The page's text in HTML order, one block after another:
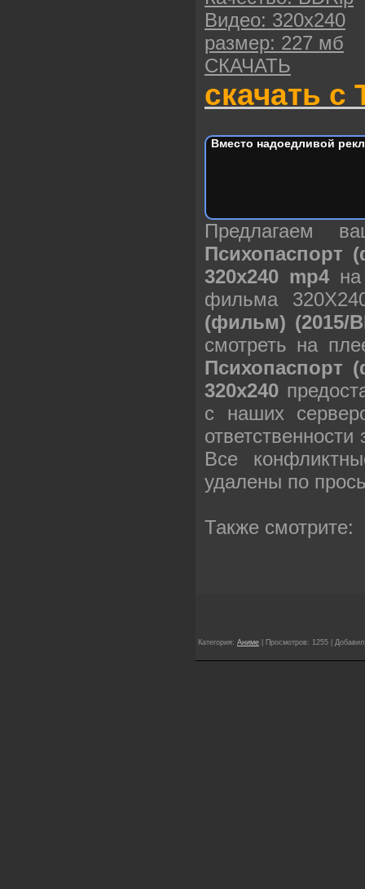
Видео: 320х240
размер: 227 мб
СКАЧАТЬ
скачать с
Вместо надоедливой
Предлагаем
Психопаспорт
320х240 mp4на
фильма
(фильм) (2015/
смотреть на
Психопаспорт
320х240
с наших
Все
удалены по
Также смотрите:
Категория: Аниме | Просмотров: 1255 |